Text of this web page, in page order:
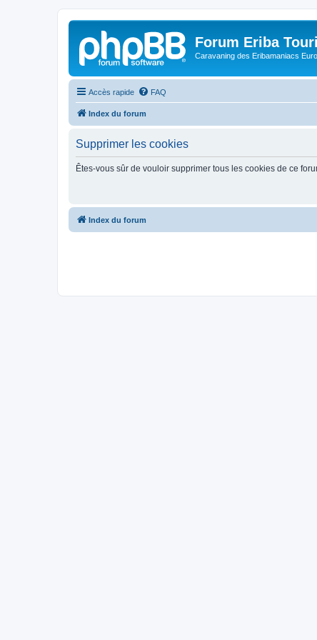
Forum Eriba
Caravaning des Eribamaniacs
Accès rapide FAQ
Index du forum
Supprimer les cookies
Êtes-vous sûr de vouloir supprimer tous les cookies de ce
Index du forum